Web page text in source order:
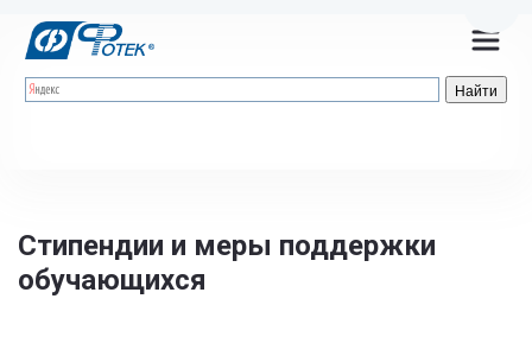
Стипендии и меры поддержки
обучающихся